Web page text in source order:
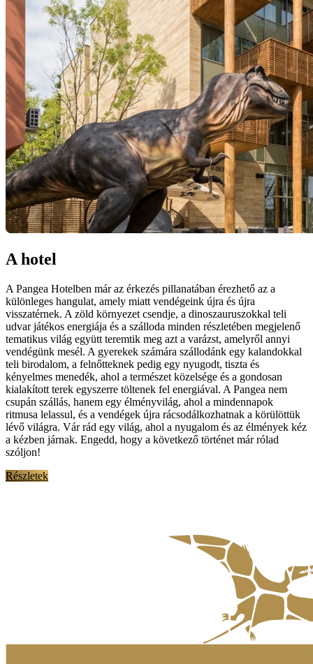
A hotel
A Pangea Hotelben már az érkezés pillanatában érezhető az a
különleges hangulat, amely miatt vendégeink újra és újra
visszatérnek. A zöld környezet csendje, a dinoszauruszokkal teli
udvar játékos energiája és a szálloda minden részletében megjelenő
tematikus világ együtt teremtik meg azt a varázst, amelyről annyi
vendégünk mesél. A gyerekek számára szállodánk egy kalandokkal
teli birodalom, a felnőtteknek pedig egy nyugodt, tiszta és
kényelmes menedék, ahol a természet közelsége és a gondosan
kialakított terek egyszerre töltenek fel energiával. A Pangea nem
csupán szállás, hanem egy élményvilág, ahol a mindennapok
ritmusa lelassul, és a vendégek újra rácsodálkozhatnak a körülöttük
lévő világra. Vár rád egy világ, ahol a nyugalom és az élmények kéz
a kézben járnak. Engedd, hogy a következő történet már rólad
szóljon!
Részletek